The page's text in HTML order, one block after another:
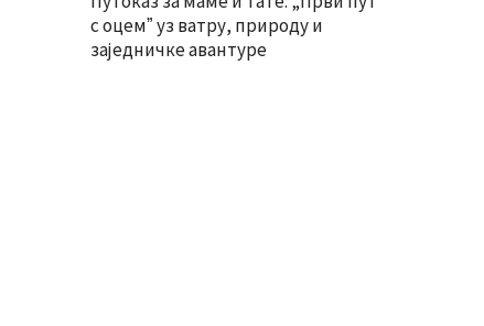
с оцемˮ уз ватру, природу и
заједничке авантуре